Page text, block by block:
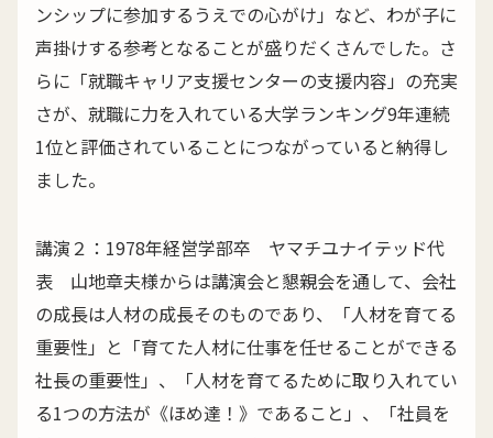
ンシップに参加するうえでの心がけ」など、わが子に
声掛けする参考となることが盛りだくさんでした。さ
らに「就職キャリア支援センターの支援内容」の充実
さが、就職に力を入れている大学ランキング9年連続
1位と評価されていることにつながっていると納得し
ました。
講演２：1978年経営学部卒 ヤマチユナイテッド代
表 山地章夫様からは講演会と懇親会を通して、会社
の成長は人材の成長そのものであり、「人材を育てる
重要性」と「育てた人材に仕事を任せることができる
社長の重要性」、「人材を育てるために取り入れてい
る1つの方法が《ほめ達！》であること」、「社員を